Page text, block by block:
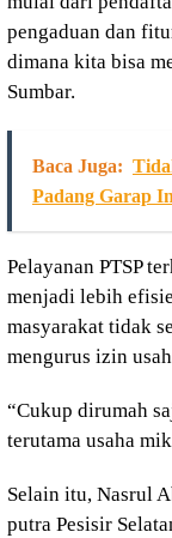
pengaduan dan
dimana kita bisa
Sumbar.
Baca Juga:
Padang Garap
Pelayanan PTSP
menjadi lebih
masyarakat tidak
mengurus izin
“Cukup dirumah
terutama usaha
Selain itu, Nasrul
putra Pesisir